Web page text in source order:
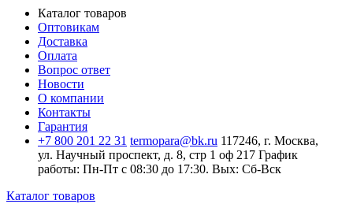
Каталог товаров
Оптовикам
Доставка
Оплата
Вопрос ответ
Новости
О компании
Контакты
Гарантия
+7 800 201 22 31 termopara@bk.ru 117246, г. Москва,
ул. Научный проспект, д. 8, стр 1 оф 217 График
работы: Пн‑Пт с 08:30 до 17:30. Вых: Сб‑Вск
Каталог товаров